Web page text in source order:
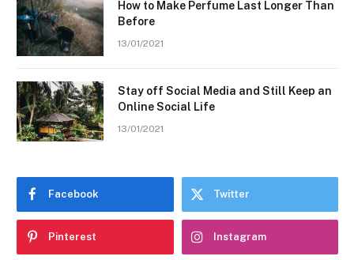
How to Make Perfume Last Longer Than
Before
13/01/2021
Stay off Social Media and Still Keep an
Online Social Life
13/01/2021
Facebook Twitter
Pinterest Instagram